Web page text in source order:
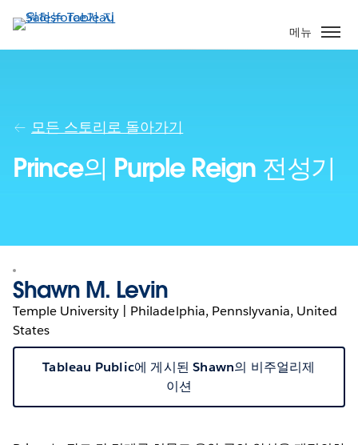
요
콘
메뉴
모든 스토리로 돌아가기
Prince의 Purple Reign 전성기
Shawn M. Levin
Temple University | Philadelphia, Pennslyvania, United
States
Tableau Public에 게시된 Shawn의 비주얼리제
이션